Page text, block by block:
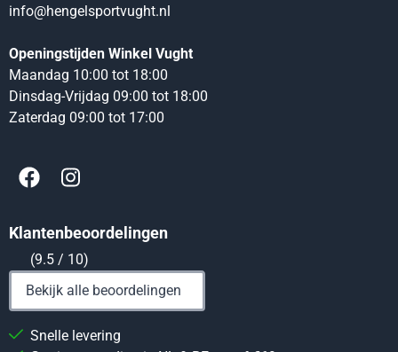
info@hengelsportvught.nl
Openingstijden Winkel Vught
Maandag 10:00 tot 18:00
Dinsdag-Vrijdag 09:00 tot 18:00
Zaterdag 09:00 tot 17:00
Klantenbeoordelingen
(9.5 / 10)
Bekijk alle beoordelingen
Snelle levering